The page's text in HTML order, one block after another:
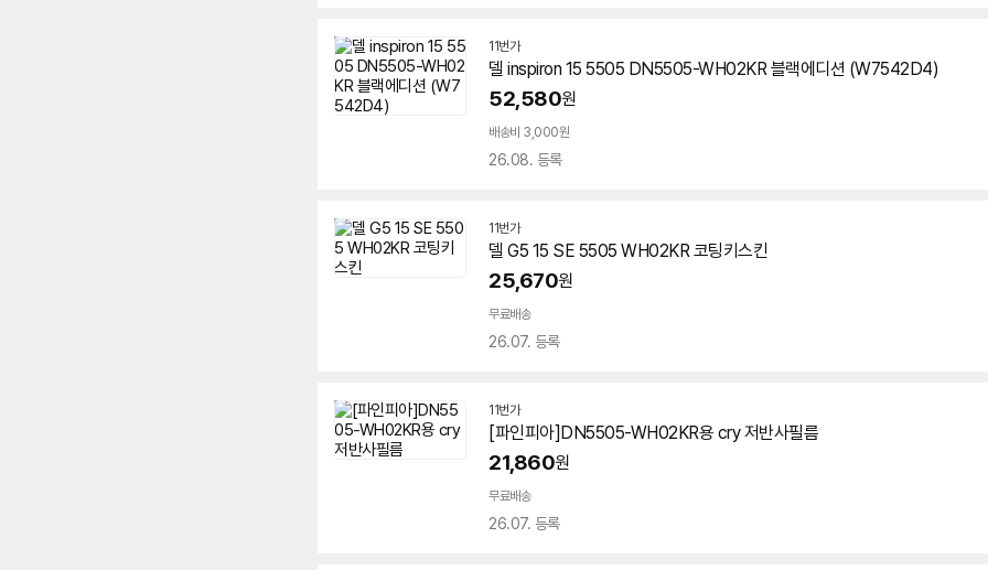
11번가
델 inspiron 15 5505 DN5505-WH02KR 블랙에디션 (W7542D4)
52,580원
배송비 3,000원
26.08. 등록
11번가
델 G5 15 SE 5505 WH02KR 코팅키스킨
25,670원
무료배송
26.07. 등록
11번가
[파인피아]DN5505-WH02KR용 cry 저반사필름
21,860원
무료배송
26.07. 등록